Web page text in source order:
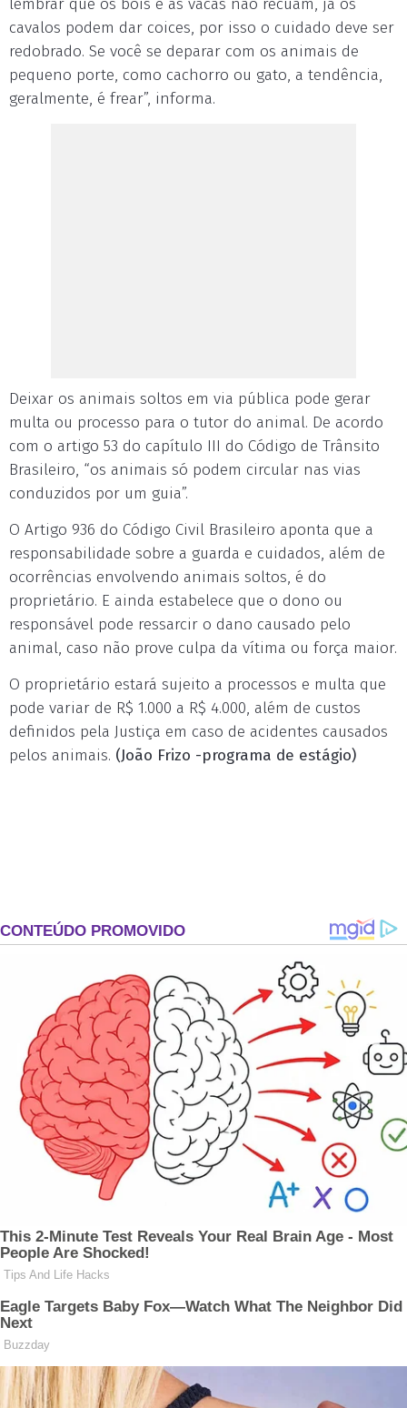
lembrar que os bois e as vacas não recuam, já os
cavalos podem dar coices, por isso o cuidado deve ser
redobrado. Se você se deparar com os animais de
pequeno porte, como cachorro ou gato, a tendência,
geralmente, é frear”, informa.
Deixar os animais soltos em via pública pode gerar
multa ou processo para o tutor do animal. De acordo
com o artigo 53 do capítulo III do Código de Trânsito
Brasileiro, “os animais só podem circular nas vias
conduzidos por um guia”.
O Artigo 936 do Código Civil Brasileiro aponta que a
responsabilidade sobre a guarda e cuidados, além de
ocorrências envolvendo animais soltos, é do
proprietário. E ainda estabelece que o dono ou
responsável pode ressarcir o dano causado pelo
animal, caso não prove culpa da vítima ou força maior.
O proprietário estará sujeito a processos e multa que
pode variar de R$ 1.000 a R$ 4.000, além de custos
definidos pela Justiça em caso de acidentes causados
pelos animais. (João Frizo -programa de estágio)